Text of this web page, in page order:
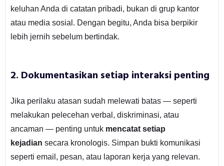
keluhan Anda di catatan pribadi, bukan di grup kantor
atau media sosial. Dengan begitu, Anda bisa berpikir
lebih jernih sebelum bertindak.
2. Dokumentasikan setiap interaksi penting
Jika perilaku atasan sudah melewati batas — seperti
melakukan pelecehan verbal, diskriminasi, atau
ancaman — penting untuk mencatat setiap
kejadian secara kronologis. Simpan bukti komunikasi
seperti email, pesan, atau laporan kerja yang relevan.